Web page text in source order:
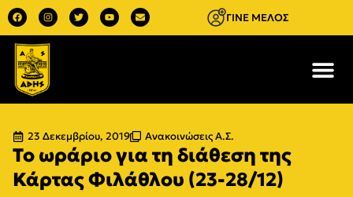
ΓΙΝΕ ΜΕΛΟΣ
23 Δεκεμβρίου, 2019 Ανακοινώσεις Α.Σ.
Το ωράριο για τη διάθεση της
Κάρτας Φιλάθλου (23-28/12)